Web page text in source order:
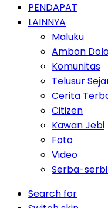
PENDAPAT
LAINNYA
Maluku
Ambon
Komunitas
Telusur
Cerita
Citizen
Kawan Jebi
Foto
Video
Serba-
Search for